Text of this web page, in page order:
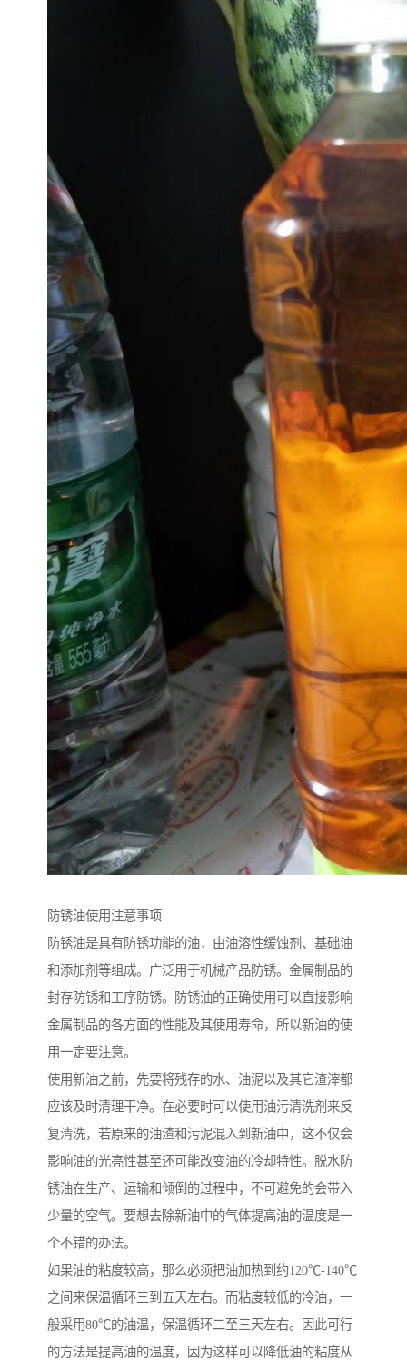
防锈油使用注意事项
防锈油是具有防锈功能的油，由油溶性缓蚀剂、基础油
和添加剂等组成。广泛用于机械产品防锈。金属制品的
封存防锈和工序防锈。防锈油的正确使用可以直接影响
金属制品的各方面的性能及其使用寿命，所以新油的使
用一定要注意。
使用新油之前，先要将残存的水、油泥以及其它渣滓都
应该及时清理干净。在必要时可以使用油污清洗剂来反
复清洗，若原来的油渣和污泥混入到新油中，这不仅会
影响油的光亮性甚至还可能改变油的冷却特性。脱水防
锈油在生产、运输和倾倒的过程中，不可避免的会带入
少量的空气。要想去除新油中的气体提高油的温度是一
个不错的办法。
如果油的粘度较高，那么必须把油加热到约120℃-140℃
之间来保温循环三到五天左右。而粘度较低的冷油，一
般采用80℃的油温，保温循环二至三天左右。因此可行
的方法是提高油的温度，因为这样可以降低油的粘度从